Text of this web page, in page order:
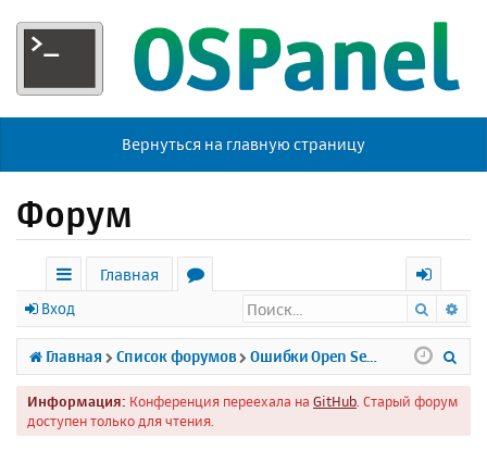
Вернуться на главную страницу
Форум
с
ы
л
к
Главная
р
у
м
х
о
д
Вход Поиск
Главная Список форумов
Информация: Конференция переехала на GitHub . Старый форум
доступен только для чтения.